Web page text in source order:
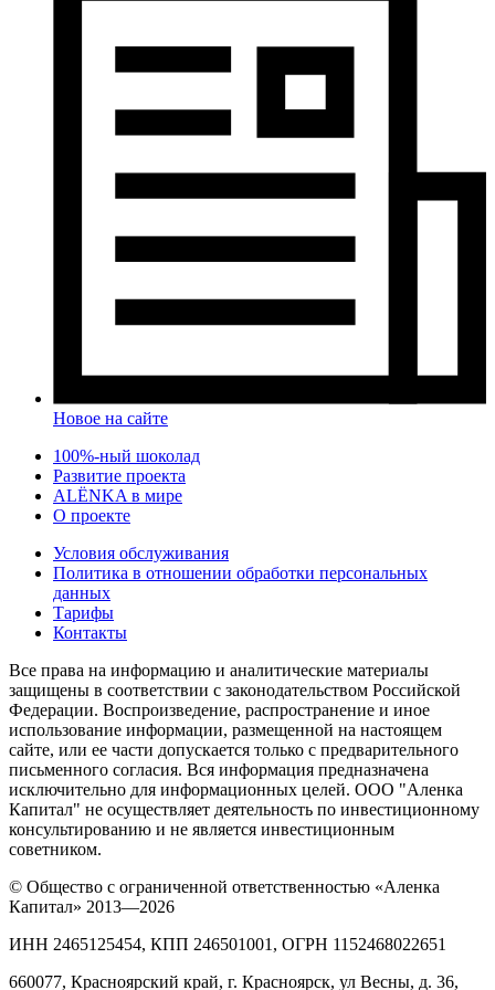
Новое на сайте
100%-ный шоколад
Развитие проекта
ALЁNKA в мире
О проекте
Условия обслуживания
Политика в отношении обработки персональных
данных
Тарифы
Контакты
Все права на информацию и аналитические материалы
защищены в соответствии с законодательством Российской
Федерации. Воспроизведение, распространение и иное
использование информации, размещенной на настоящем
сайте, или ее части допускается только с предварительного
письменного согласия. Вся информация предназначена
исключительно для информационных целей. ООО "Аленка
Капитал" не осуществляет деятельность по инвестиционному
консультированию и не является инвестиционным
советником.
© Общество с ограниченной ответственностью «Аленка
Капитал» 2013—2026
ИНН 2465125454, КПП 246501001, ОГРН 1152468022651
660077, Красноярский край, г. Красноярск, ул Весны, д. 36,